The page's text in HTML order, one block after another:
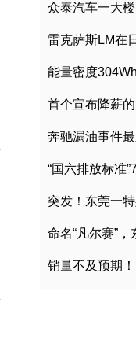
众泰汽车一大
突发！东莞一
命名“凡尔赛”
销量不及预期